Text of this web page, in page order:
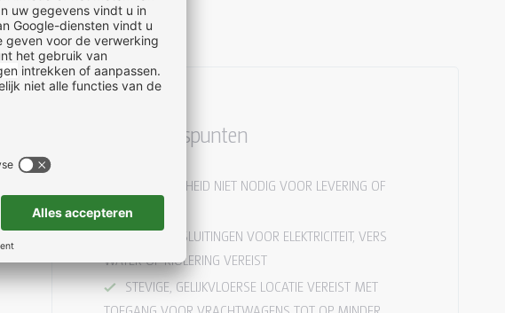
Aandachtspunten
AANWEZIGHEID NIET NODIG VOOR LEVERING OF
OPHALING
GEEN AANSLUITINGEN VOOR ELEKTRICITEIT, VERS
WATER OF RIOLERING VEREIST
STEVIGE, GELIJKVLOERSE LOCATIE VEREIST MET